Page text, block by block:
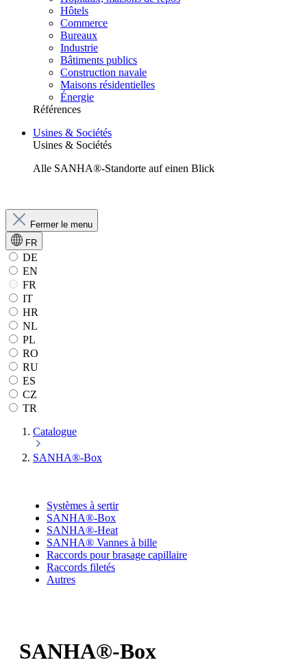
Hôtels
Commerce
Bureaux
Industrie
Bâtiments publics
Construction navale
Maisons résidentielles
Énergie
Références
Usines & Sociétés
Usines & Sociétés
Alle SANHA®-Standorte auf einen Blick
Fermer le menu
FR
DE
EN
FR
IT
HR
NL
PL
RO
RU
ES
CZ
TR
Catalogue
SANHA®-Box
Systèmes à sertir
SANHA®-Box
SANHA®-Heat
SANHA® Vannes à bille
Raccords pour brasage capillaire
Raccords filetés
Autres
SANHA®-Box